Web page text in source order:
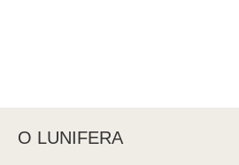
О LUNIFERA